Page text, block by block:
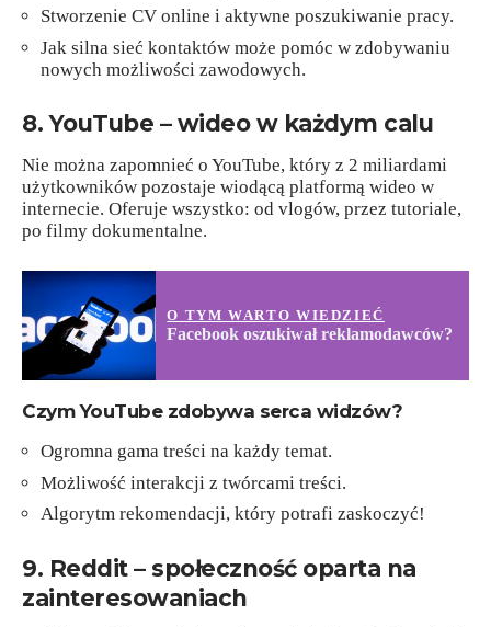
Stworzenie CV online i aktywne poszukiwanie pracy.
Jak silna sieć kontaktów może pomóc w zdobywaniu
nowych możliwości zawodowych.
8. YouTube – wideo w każdym calu
Nie można zapomnieć o YouTube, który z 2 miliardami
użytkowników pozostaje wiodącą platformą wideo w
internecie. Oferuje wszystko: od vlogów, przez tutoriale,
po filmy dokumentalne.
O TYM WARTO WIEDZIEĆ
Facebook oszukiwał reklamodawców?
Czym YouTube zdobywa serca widzów?
Ogromna gama treści na każdy temat.
Możliwość interakcji z twórcami treści.
Algorytm rekomendacji, który potrafi zaskoczyć!
9. Reddit – społeczność oparta na
zainteresowaniach